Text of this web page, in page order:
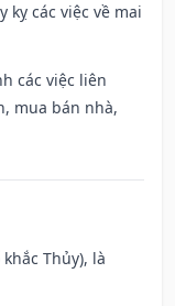
kỵ các việc về mai
các việc liên
mua bán nhà,
Thủy), là